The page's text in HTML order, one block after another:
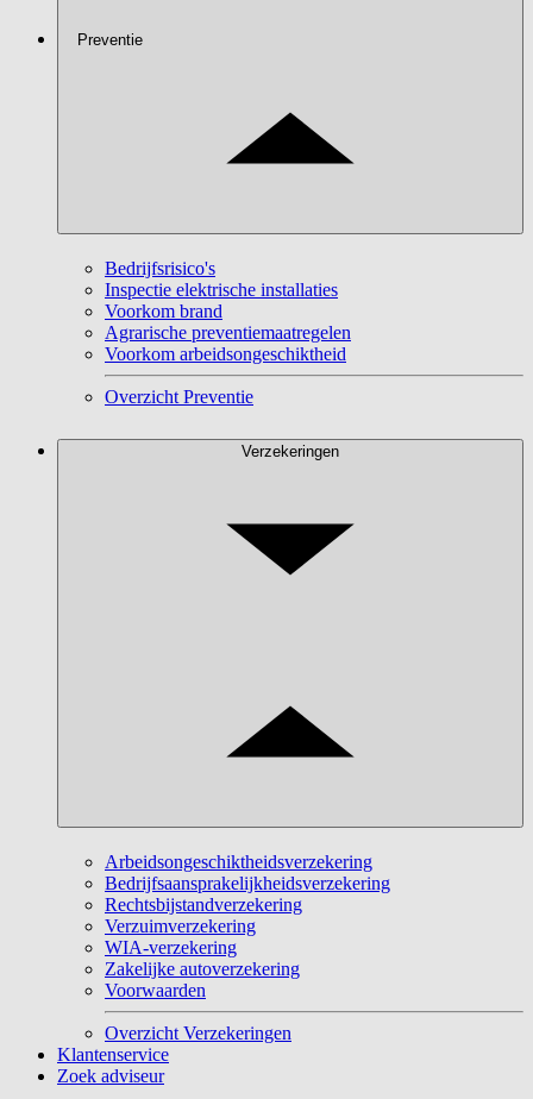
Preventie
Bedrijfsrisico's
Inspectie elektrische installaties
Voorkom brand
Agrarische preventiemaatregelen
Voorkom arbeidsongeschiktheid
Overzicht Preventie
Verzekeringen
Arbeidsongeschiktheidsverzekering
Bedrijfsaansprakelijkheidsverzekering
Rechtsbijstandverzekering
Verzuimverzekering
WIA-verzekering
Zakelijke autoverzekering
Voorwaarden
Overzicht Verzekeringen
Klantenservice
Zoek adviseur